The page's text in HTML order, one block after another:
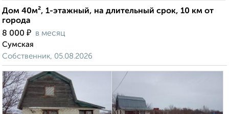
Дом 40м², 1-этажный, на длительный срок, 10 км от
города
8 000 ₽ в месяц
Сумская
Собственник, 05.08.2026